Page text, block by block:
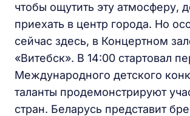
чтобы ощутить эту атмосферу,
приехать в центр города. Но
сейчас здесь, в Концертном
«Витебск». В 14:00 стартовал
Международного детского
таланты продемонстрируют
стран. Беларусь представит